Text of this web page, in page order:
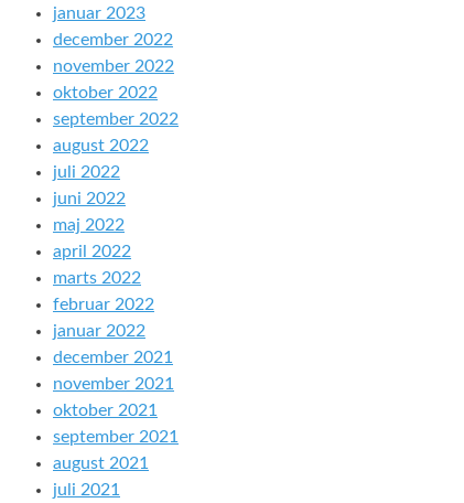
januar 2023
december 2022
november 2022
oktober 2022
september 2022
august 2022
juli 2022
juni 2022
maj 2022
april 2022
marts 2022
februar 2022
januar 2022
december 2021
november 2021
oktober 2021
september 2021
august 2021
juli 2021